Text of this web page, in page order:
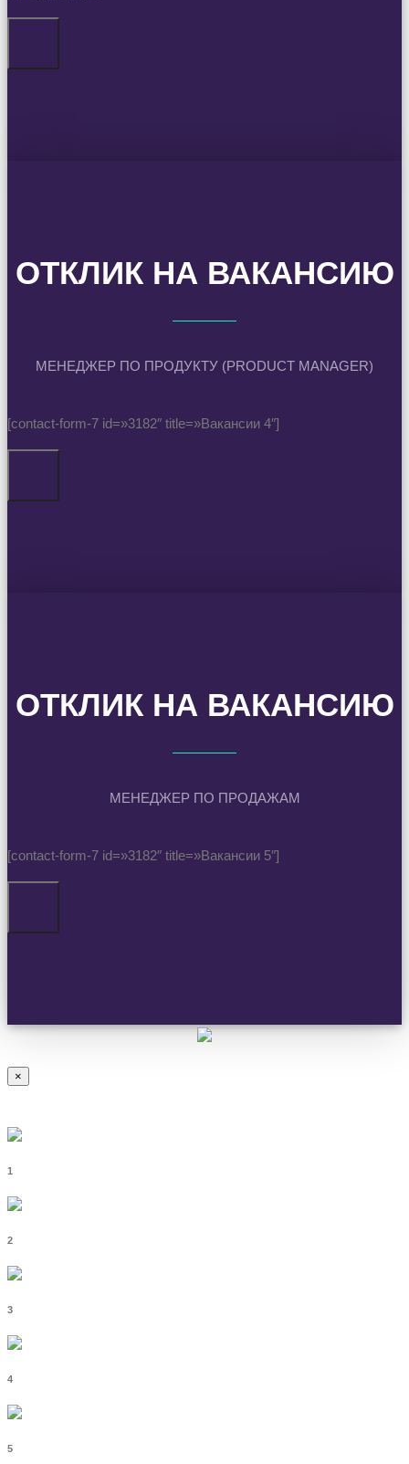
ОТКЛИК НА ВАКАНСИЮ
МЕНЕДЖЕР ПО ПРОДУКТУ (PRODUCT MANAGER)
[contact-form-7 id=»3182″ title=»Вакансии 4″]
ОТКЛИК НА ВАКАНСИЮ
МЕНЕДЖЕР ПО ПРОДАЖАМ
[contact-form-7 id=»3182″ title=»Вакансии 5″]
×
1
2
3
4
5